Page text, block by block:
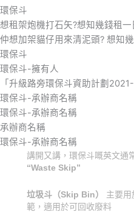
環保斗
想租架炮機打石矢?想知幾錢租一
仲想加架貓仔用來清泥頭? 想知
環保斗
環保斗-擁有人
「升級路旁環保斗資助計劃2021-
環保斗-承辦商名稱
環保斗-承辦商名稱
承辦商名稱
環保斗-承辦商名稱
講開又講，環保斗嘅英文通
“Waste Skip”
垃圾斗（Skip Bin） 主要用
範，適用於可回收廢料